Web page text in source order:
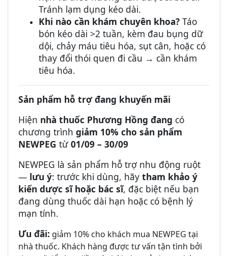
Tránh lạm dụng kéo dài.
Khi nào cần khám chuyên khoa? Táo
bón kéo dài >2 tuần, kèm đau bụng dữ
dội, chảy máu tiêu hóa, sụt cân, hoặc có
thay đổi thói quen đi cầu → cần khám
tiêu hóa.
Sản phẩm hỗ trợ đang khuyến mãi
Hiện nhà thuốc Phương Hồng đang có
chương trình giảm 10% cho sản phẩm
NEWPEG từ01/09 – 30/09
NEWPEG là sản phẩm hỗ trợ nhu động ruột
— lưu ý: trước khi dùng, hãy tham khảo ý
kiến dược sĩ hoặc bác sĩ, đặc biệt nếu bạn
đang dùng thuốc dài hạn hoặc có bệnh lý
mạn tính.
Ưu đãi: giảm 10% cho khách mua NEWPEG tại
nhà thuốc. Khách hàng được tư vấn tận tình bởi